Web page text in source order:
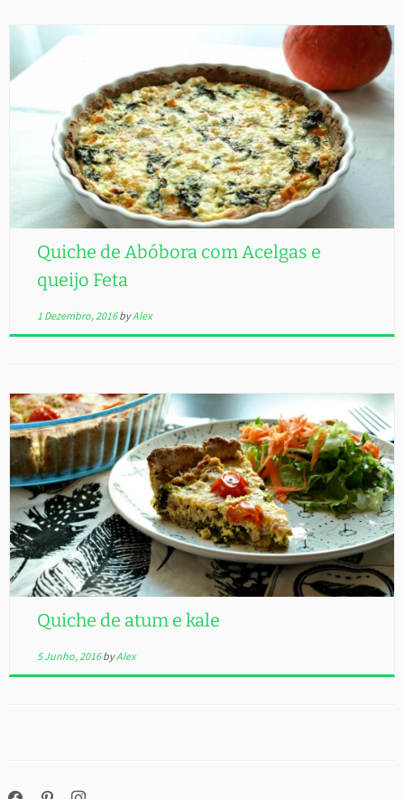
Quiche de Abóbora com Acelgas e
queijo Feta
1 Dezembro, 2016 byAlex
Quiche de atum e kale
5 Junho, 2016 byAlex
facebookpinterestinstagram